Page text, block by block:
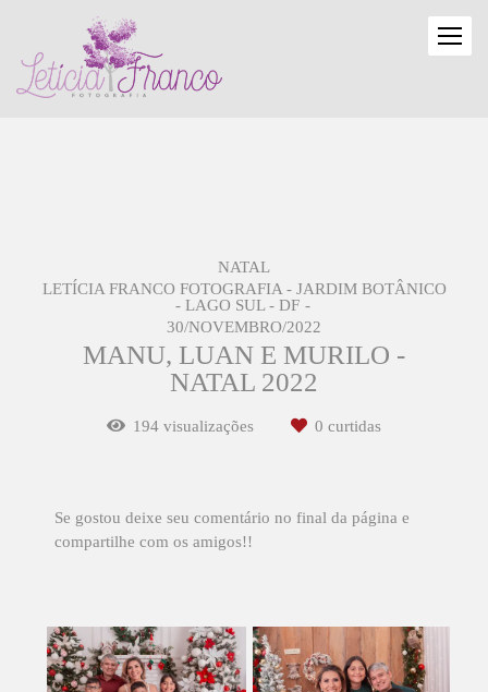
NATAL
LETÍCIA FRANCO FOTOGRAFIA - JARDIM BOTÂNICO
- LAGO SUL - DF
30/NOVEMBRO/2022
MANU, LUAN E MURILO -
NATAL 2022
194 visualizações 0 curtidas
Se gostou deixe seu comentário no final da página e
compartilhe com os amigos!!